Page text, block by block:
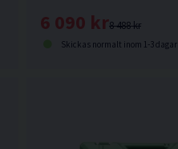
8 488 kr
6 090 kr
Skickas normalt inom 1-3 dagar